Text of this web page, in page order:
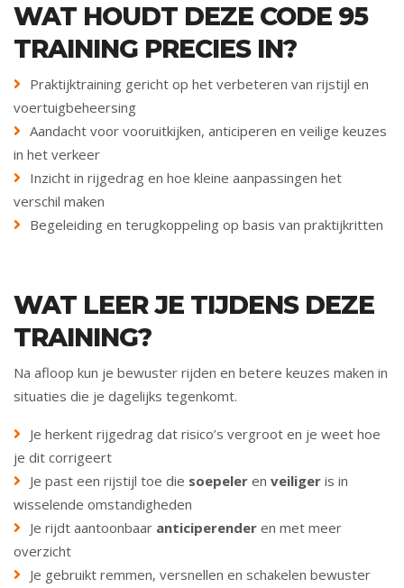
WAT HOUDT DEZE CODE 95
TRAINING PRECIES IN?
Praktijktraining gericht op het verbeteren van rijstijl en
voertuigbeheersing
Aandacht voor vooruitkijken, anticiperen en veilige keuzes
in het verkeer
Inzicht in rijgedrag en hoe kleine aanpassingen het
verschil maken
Begeleiding en terugkoppeling op basis van praktijkritten
WAT LEER JE TIJDENS DEZE
TRAINING?
Na afloop kun je bewuster rijden en betere keuzes maken in
situaties die je dagelijks tegenkomt.
Je herkent rijgedrag dat risico’s vergroot en je weet hoe
je dit corrigeert
Je past een rijstijl toe die soepeler en veiliger is in
wisselende omstandigheden
Je rijdt aantoonbaar anticiperender en met meer
overzicht
Je gebruikt remmen, versnellen en schakelen bewuster